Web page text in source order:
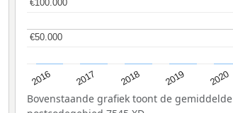
2016 2017 2018 2019 2020
€50.000
€50.000
€100.000
€100.000
Bovenstaande grafiek toont de gemiddelde